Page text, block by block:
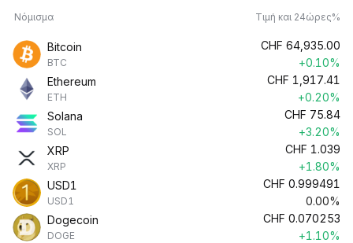
Νόμισμα Τιμή και 24ώρες%
Bitcoin
BTC
CHF 64,935.00
+0.10%
Ethereum
ETH
CHF 1,917.41
+0.20%
Solana
SOL
CHF 75.84
+3.20%
XRP
XRP
CHF 1.039
+1.80%
USD1
USD1
CHF 0.999491
0.00%
Dogecoin
DOGE
CHF 0.070253
+1.10%